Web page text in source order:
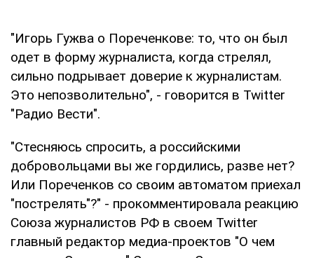
"Игорь Гужва о Пореченкове: то, что он был
одет в форму журналиста, когда стрелял,
сильно подрывает доверие к журналистам.
Это непозволительно", - говорится в Twitter
"Радио Вести".
"Стесняюсь спросить, а российскими
добровольцами вы же гордились, разве нет?
Или Пореченков со своим автоматом приехал
"пострелять"?" - прокомментировала реакцию
Союза журналистов РФ в своем Twitter
главный редактор медиа-проектов "О чем